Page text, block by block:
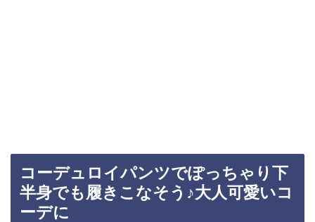
コーデュロイパンツでぽっちゃり下
半身でも履きこなそう♪大人可愛いコ
ーデに